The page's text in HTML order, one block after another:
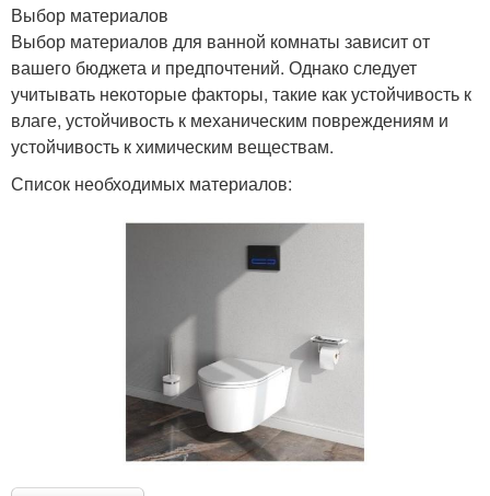
Выбор материалов
Выбор материалов для ванной комнаты зависит от
вашего бюджета и предпочтений. Однако следует
учитывать некоторые факторы, такие как устойчивость к
влаге, устойчивость к механическим повреждениям и
устойчивость к химическим веществам.
Список необходимых материалов: